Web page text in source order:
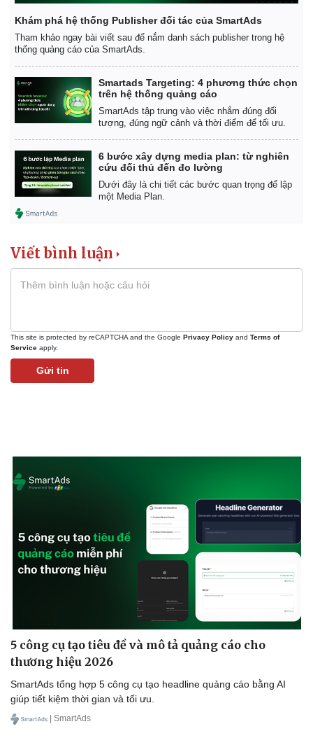
Kinh tế
Thị trường
Giá vàng
Tiêu dùng
Tỷ giá
Giá cà phê
Khám phá hệ thống Publisher đối tác của SmartAds
Tham khảo ngay bài viết sau để nắm danh sách publisher trong hệ
thống quảng cáo của SmartAds.
Smartads Targeting: 4 phương thức chọn
trên hệ thống quảng cáo
SmartAds tập trung vào việc nhắm đúng đối
tượng, đúng ngữ cảnh và thời điểm để tối ưu.
6 bước xây dựng media plan: từ nghiên
cứu đối thủ đến đo lường
Dưới đây là chi tiết các bước quan trọng để lập
một Media Plan.
Viết bình luận
This site is protected by reCAPTCHA and the Google Privacy Policy and Terms of
Service apply.
Gửi tin
5 công cụ tạo tiêu đề và mô tả quảng cáo cho
thương hiệu 2026
SmartAds tổng hợp 5 công cụ tạo headline quảng cáo bằng AI
giúp tiết kiệm thời gian và tối ưu.
| SmartAds